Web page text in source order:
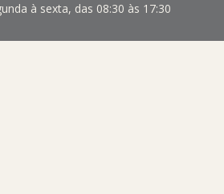
à sexta, das 08:30 às 17:30